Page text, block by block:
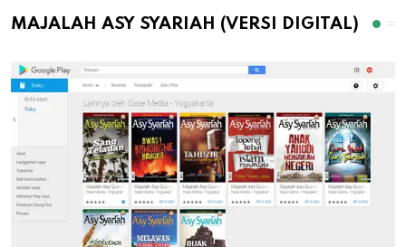
MAJALAH ASY SYARIAH (VERSI DIGITAL)